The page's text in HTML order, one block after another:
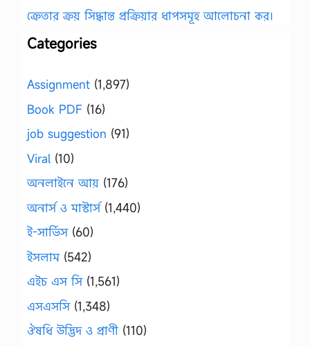
ক্রেতার ক্রয় সিদ্ধান্ত প্রক্রিয়ার ধাপসমূহ আলোচনা কর।
Categories
Assignment (1,897)
Book PDF (16)
job suggestion (91)
Viral (10)
অনলাইনে আয় (176)
অনার্স ও মাস্টার্স(1,440)
ই-সার্ভিস(60)
ইসলাম(542)
এইচ এস সি(1,561)
এসএসসি(1,348)
ঔষধি উদ্ভিদ ও প্রাণী (110)